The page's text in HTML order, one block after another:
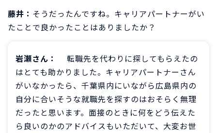
藤井： そうだったんですね。キャリアパートナーがい
たことで良かったことはありましたか？
岩瀬さん：
転職先を代わりに探してもらえたの
はとても助かりました。キャリアパートナーさん
がいなかったら、千葉県内にいながら広島県内の
自分に合いそうな就職先を探すのはおそらく無理
だったと思います。面接のときに何をどう伝えた
ら良いのかのアドバイスもいただいて、大変お世